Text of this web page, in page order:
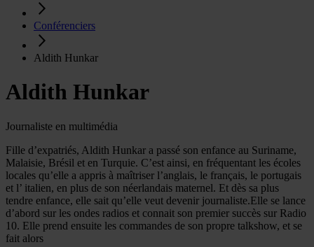
Conférenciers
Aldith Hunkar
Aldith Hunkar
Journaliste en multimédia
Fille d’expatriés, Aldith Hunkar a passé son enfance au Suriname,
Malaisie, Brésil et en Turquie. C’est ainsi, en fréquentant les écoles
locales qu’elle a appris à maîtriser l’anglais, le français, le portugais
et l’ italien, en plus de son néerlandais maternel. Et dès sa plus
tendre enfance, elle sait qu’elle veut devenir journaliste.Elle se lance
d’abord sur les ondes radios et connait son premier succès sur Radio
10. Elle prend ensuite les commandes de son propre talkshow, et se
fait alors